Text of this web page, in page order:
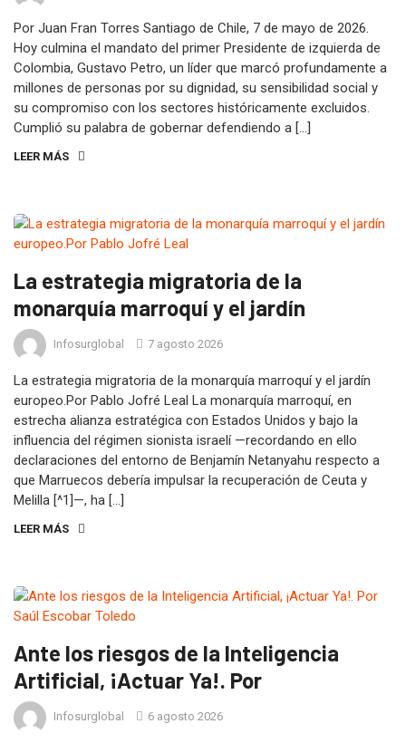
Por Juan Fran Torres Santiago de Chile, 7 de mayo de 2026.
Hoy culmina el mandato del primer Presidente de izquierda de
Colombia, Gustavo Petro, un líder que marcó profundamente a
millones de personas por su dignidad, su sensibilidad social y
su compromiso con los sectores históricamente excluidos.
Cumplió su palabra de gobernar defendiendo a […]
LEER MÁS
La estrategia migratoria de la
monarquía marroquí y el jardín
Infosurglobal 7 agosto 2026
La estrategia migratoria de la monarquía marroquí y el jardín
europeo.Por Pablo Jofré Leal La monarquía marroquí, en
estrecha alianza estratégica con Estados Unidos y bajo la
influencia del régimen sionista israelí —recordando en ello
declaraciones del entorno de Benjamín Netanyahu respecto a
que Marruecos debería impulsar la recuperación de Ceuta y
Melilla [^1]—, ha […]
LEER MÁS
Ante los riesgos de la Inteligencia
Artificial, ¡Actuar Ya!. Por
Infosurglobal 6 agosto 2026